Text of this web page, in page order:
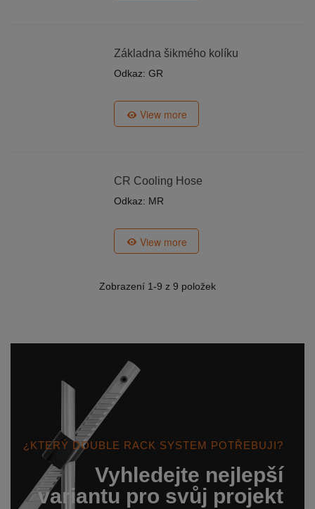
Základna šikmého kolíku
Odkaz: GR
View more
CR Cooling Hose
Odkaz: MR
View more
Zobrazení 1-9 z 9 položek
¿KTERÝ DOUBLE RACK SYSTEM POTŘEBUJI?
Vyhledejte nejlepší
variantu pro svůj projekt